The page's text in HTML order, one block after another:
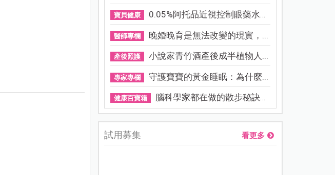
寶貝健康 0.05%阿托品近視控制眼藥水納...
醫師專欄 晚婚晚育是無法改變的現實，...
產後照護 小說家青竹酒產後成半植物人...
專家專欄 守護寶寶的黃金睡眠：為什麼...
健康百寶箱 腦科學家都在做的散步秘訣！...
試用募集 看更多